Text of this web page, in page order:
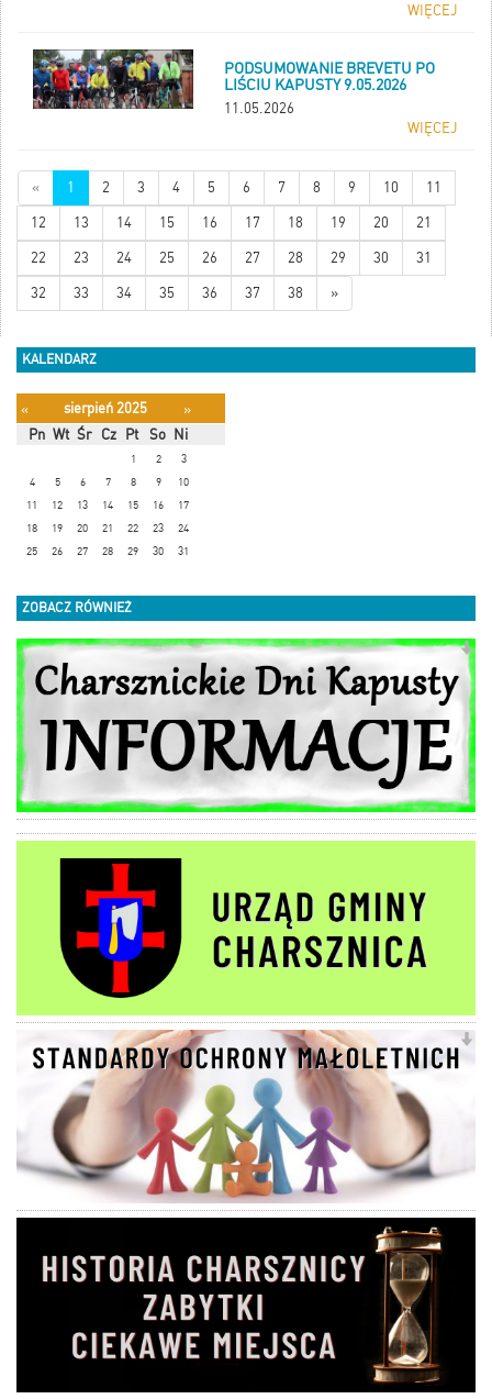
WIĘCEJ
PODSUMOWANIE BREVETU PO
LIŚCIU KAPUSTY 9.05.2026
11.05.2026
WIĘCEJ
« 1 2 3 4 5 6 7 8 9 10 11
12 13 14 15 16 17 18 19 20 21
22 23 24 25 26 27 28 29 30 31
32 33 34 35 36 37 38 »
KALENDARZ
« sierpień 2025
»
Pn Wt Śr Cz Pt So Ni
1 2
3
4
5 6 7 8 9
10
11
12 13 14 15 16
17
18
19 20 21 22 23
24
25
26 27 28 29 30 31
ZOBACZ RÓWNIEŻ